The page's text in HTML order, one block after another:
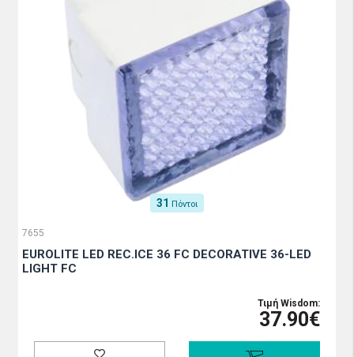
31 Πόντοι
7655
EUROLITE LED REC.ICE 36 FC DECORATIVE 36-LED
LIGHT FC
Τιμή Wisdom:
37.90€